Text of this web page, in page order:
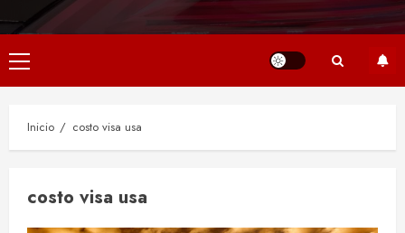
Menú
principal
Inicio costo visa usa
costo visa usa